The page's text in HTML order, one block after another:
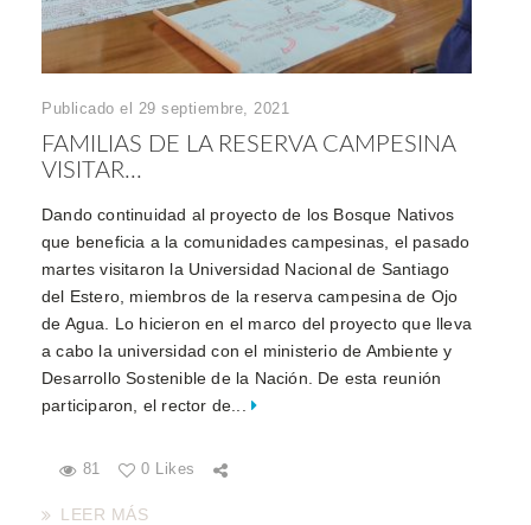
Publicado el 29 septiembre, 2021
FAMILIAS DE LA RESERVA CAMPESINA
VISITAR...
Dando continuidad al proyecto de los Bosque Nativos
que beneficia a la comunidades campesinas, el pasado
martes visitaron la Universidad Nacional de Santiago
del Estero, miembros de la reserva campesina de Ojo
de Agua. Lo hicieron en el marco del proyecto que lleva
a cabo la universidad con el ministerio de Ambiente y
Desarrollo Sostenible de la Nación. De esta reunión
participaron, el rector de...
81 0 Likes
LEER MÁS